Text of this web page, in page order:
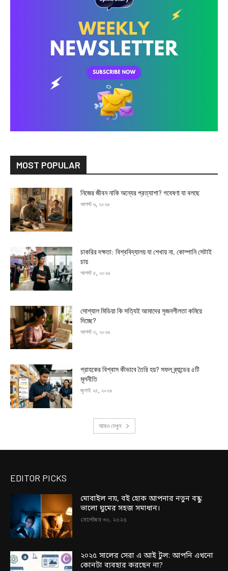
MOST POPULAR
নিজের জীবন নাকি অন্যের প্রত্যাশা? গবেষণা যা বলছে
আগস্ট ৬, ২০২৬
চাকরির দক্ষতা: বিশ্ববিদ্যালয় যা শেখায় না, কোম্পানি সেটাই
চায়
আগস্ট ৫, ২০২৬
সোশ্যাল মিডিয়া কি সত্যিই আমাদের সৃজনশীলতা কমিয়ে
দিচ্ছে?
আগস্ট ৩, ২০২৬
গ্রাহকের বিশ্বাস কীভাবে তৈরি হয়? সফল ব্র্যান্ডের ৫টি
মূলনীতি
জুলাই ২৫, ২০২৬
আরও দেখুন
EDITOR PICKS
মোবাইল নয়, বই হোক আপনার নতুন বন্ধু:
ভালো ঘুমের সহজ সমাধান।
সেপ্টেম্বর ৩০, ২০২৫
২০২৫ সালের সেরা এ আই টুল: আপনি এখনো
কোনটা ব্যবহার করছেন না?